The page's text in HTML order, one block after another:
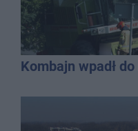
Kombajn wpadł